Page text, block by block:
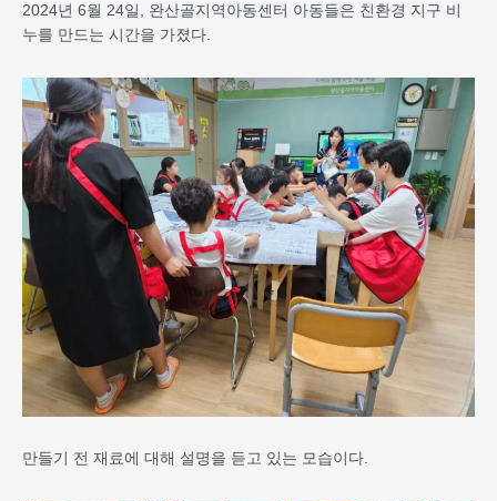
2024년 6월 24일, 완산골지역아동센터 아동들은 친환경 지구 비
누를 만드는 시간을 가졌다.
만들기 전 재료에 대해 설명을 듣고 있는 모습이다.